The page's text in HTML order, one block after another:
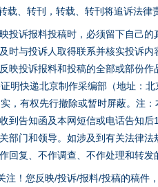
、转刊，转载、转刊将追诉法律
诉报料投稿时，必须留下自己的
与投诉人取得联系并核实投诉
投诉报料和投稿的全部或部份
明快递北京制作采编部（地址：
，有权先行撤除或暂时屏蔽。注
告知函及本网短信或电话告知
门和领导。如涉及到有关法律
复、不作调查、不作处理和转发
！您反映/投诉/报料/投稿的稿件